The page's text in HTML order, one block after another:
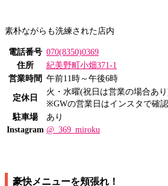
素朴ながらも洗練された店内
電話番号 070(8350)0369
住所
紀美野町小畑371-1
営業時間 午前11時～午後6時
定休日
火・水曜(祝日は営業の場合あ
※GWの営業日はインスタで確
駐車場
あり
Instagram @_369_miroku
豪快メニューを頬張れ！